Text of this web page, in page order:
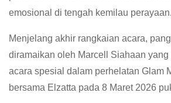
emosional di tengah kemilau perayaan.
Menjelang akhir rangkaian acara,
diramaikan oleh Marcell Siahaan
acara spesial dalam perhelatan Glam
bersama Elzatta pada 8 Maret 2026